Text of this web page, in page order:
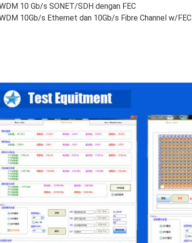
10 Gb/s SONET/SDH dengan FEC
10Gb/s Ethernet dan 10Gb/s Fibre Channel w/FEC